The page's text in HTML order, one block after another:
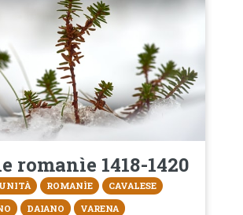
romanìe 1418-1420
ROMANÌE
CAVALESE
DAIANO
VARENA